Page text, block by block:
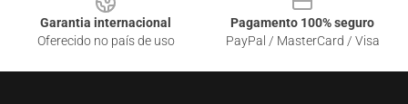
Garantia internacional
Oferecido no país de uso
Pagamento 100% seguro
PayPal / MasterCard / Visa